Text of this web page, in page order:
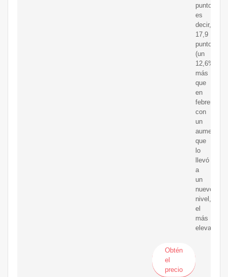
puntos,
es
decir,
17,9
puntos
(un
12,6%)
más
que
en
febrero,
con
un
aumento
que
lo
llevó
a
un
nuevo
nivel,
el
más
elevado
Obtén
el
precio